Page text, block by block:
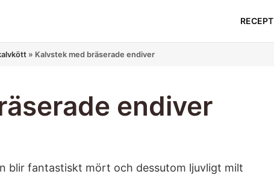
RECEPT
» Kalvstek med bräserade endiver
endiver
blir fantastiskt mört och dessutom ljuvligt milt